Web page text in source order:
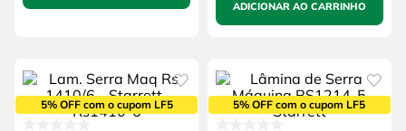
ADICIONAR AO CARRINHO
5% OFF com o cupom LF5 5% OFF com o cupom LF5